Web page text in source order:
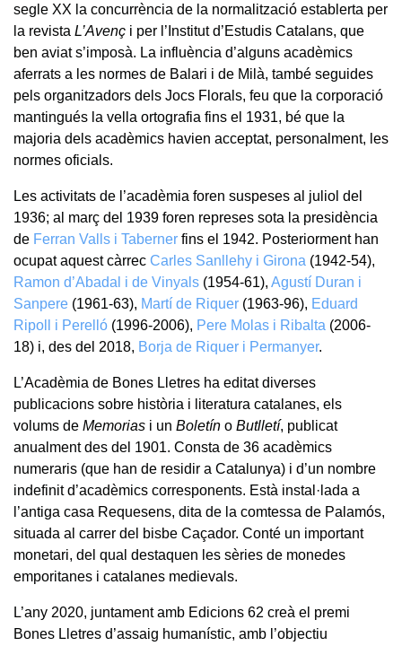
segle XX la concurrència de la normalització establerta per
la revista L’Avenç i per l’Institut d’Estudis Catalans, que
ben aviat s’imposà. La influència d’alguns acadèmics
aferrats a les normes de Balari i de Milà, també seguides
pels organitzadors dels Jocs Florals, feu que la corporació
mantingués la vella ortografia fins el 1931, bé que la
majoria dels acadèmics havien acceptat, personalment, les
normes oficials.
Les activitats de l’acadèmia foren suspeses al juliol del
1936; al març del 1939 foren represes sota la presidència
de Ferran Valls i Taberner fins el 1942. Posteriorment han
ocupat aquest càrrec Carles Sanllehy i Girona (1942-54),
Ramon d’Abadal i de Vinyals (1954-61), Agustí Duran i
Sanpere (1961-63), Martí de Riquer (1963-96), Eduard
Ripoll i Perelló (1996-2006), Pere Molas i Ribalta (2006-
18) i, des del 2018, Borja de Riquer i Permanyer.
L’Acadèmia de Bones Lletres ha editat diverses
publicacions sobre història i literatura catalanes, els
volums de Memorias i un Boletín o Butlletí, publicat
anualment des del 1901. Consta de 36 acadèmics
numeraris (que han de residir a Catalunya) i d’un nombre
indefinit d’acadèmics corresponents. Està instal·lada a
l’antiga casa Requesens, dita de la comtessa de Palamós,
situada al carrer del bisbe Caçador. Conté un important
monetari, del qual destaquen les sèries de monedes
emporitanes i catalanes medievals.
L’any 2020, juntament amb Edicions 62 creà el premi
Bones Lletres d’assaig humanístic, amb l’objectiu